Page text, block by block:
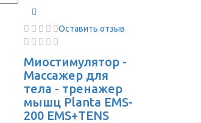
Оставить отзыв
Миостимулятор -
Массажер для
тела - тренажер
мышц Planta EMS-
200 EMS+TENS